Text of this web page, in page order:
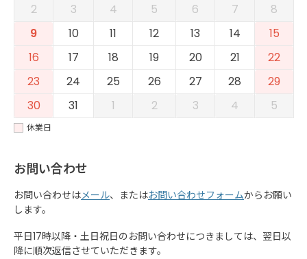
2
3 4 5 6 7
8
9
10 11 12 13 14
15
16
17 18 19 20 21
22
23
24 25 26 27 28
29
30
31 1 2 3 4 5
休業日
お問い合わせ
お問い合わせはメール、またはお問い合わせフォームからお願い
します。
平日17時以降・土日祝日のお問い合わせにつきましては、翌日以
降に順次返信させていただきます。